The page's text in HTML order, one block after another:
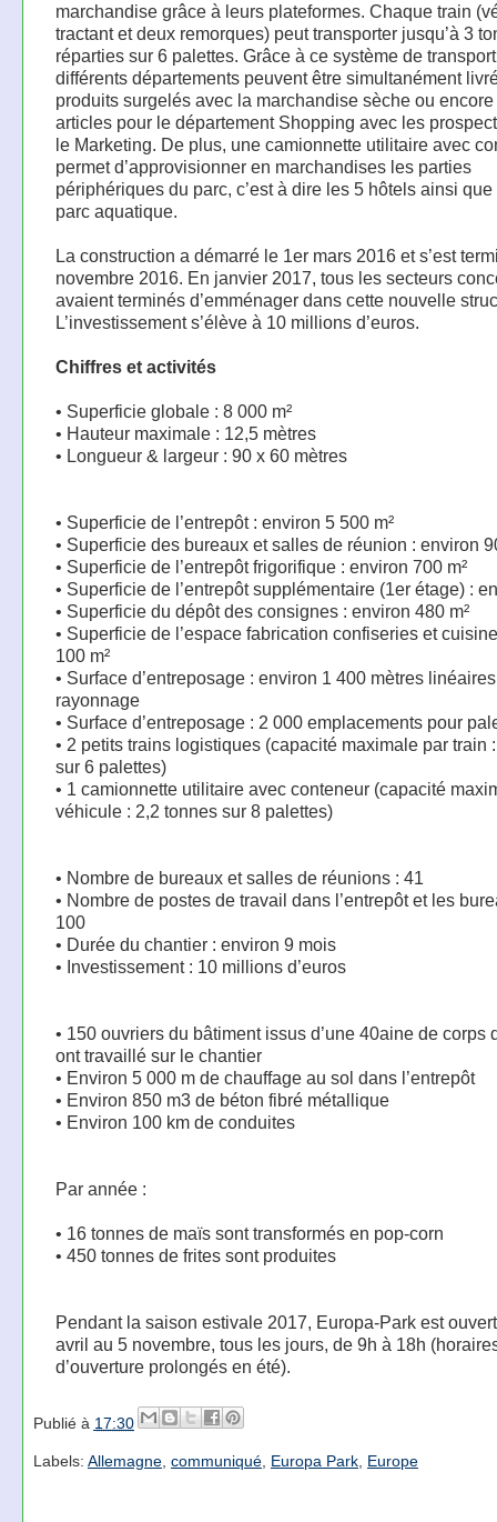
marchandise grâce à leurs plateformes. Chaque train
tractant et deux remorques) peut transporter jusqu’à 3
réparties sur 6 palettes. Grâce à ce système de
différents départements peuvent être simultanément
produits surgelés avec la marchandise sèche ou
articles pour le département Shopping avec les
le Marketing. De plus, une camionnette utilitaire avec
permet d’approvisionner en marchandises les parties
périphériques du parc, c’est à dire les 5 hôtels ainsi que
parc aquatique.
La construction a démarré le 1er mars 2016 et s’est
novembre 2016. En janvier 2017, tous les secteurs
avaient terminés d’emménager dans cette nouvelle
L’investissement s’élève à 10 millions d’euros.
Chiffres et activités
• Superficie globale : 8 000 m²
• Hauteur maximale : 12,5 mètres
• Longueur & largeur : 90 x 60 mètres
• Superficie de l’entrepôt : environ 5 500 m²
• Superficie des bureaux et salles de réunion : environ
• Superficie de l’entrepôt frigorifique : environ 700 m²
• Superficie de l’entrepôt supplémentaire (1er étage) :
• Superficie du dépôt des consignes : environ 480 m²
• Superficie de l’espace fabrication confiseries et
100 m²
• Surface d’entreposage : environ 1 400 mètres
rayonnage
• Surface d’entreposage : 2 000 emplacements pour
• 2 petits trains logistiques (capacité maximale par train
sur 6 palettes)
• 1 camionnette utilitaire avec conteneur (capacité
véhicule : 2,2 tonnes sur 8 palettes)
• Nombre de bureaux et salles de réunions : 41
• Nombre de postes de travail dans l’entrepôt et les
100
• Durée du chantier : environ 9 mois
• Investissement : 10 millions d’euros
• 150 ouvriers du bâtiment issus d’une 40aine de corps
ont travaillé sur le chantier
• Environ 5 000 m de chauffage au sol dans l’entrepôt
• Environ 850 m3 de béton fibré métallique
• Environ 100 km de conduites
Par année :
• 16 tonnes de maïs sont transformés en pop-corn
• 450 tonnes de frites sont produites
Pendant la saison estivale 2017, Europa-Park est
avril au 5 novembre, tous les jours, de 9h à 18h
d’ouverture prolongés en été).
Publié à 17:30
Labels: Allemagne, communiqué, Europa Park, Europe